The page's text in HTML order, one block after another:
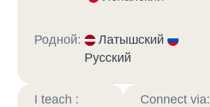
Родной:
Латышский
Русский
I teach : Connect via: